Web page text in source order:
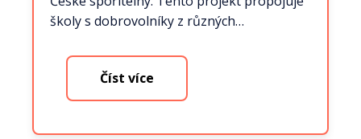
školy s dobrovolníky z různých…
Číst více